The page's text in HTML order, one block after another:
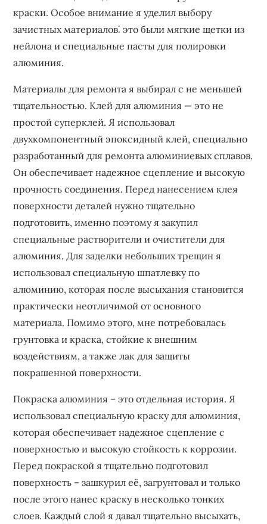
краски. Особое внимание я уделил выбору
зачистных материалов⁚ это были мягкие щетки из
нейлона и специальные пасты для полировки
алюминия.
Материалы для ремонта я выбирал с не меньшей
тщательностью. Клей для алюминия — это не
простой суперклей. Я использовал
двухкомпонентный эпоксидный клей, специально
разработанный для ремонта алюминиевых сплавов.
Он обеспечивает надежное сцепление и высокую
прочность соединения. Перед нанесением клея
поверхности деталей нужно тщательно
подготовить, именно поэтому я закупил
специальные растворители и очистители для
алюминия. Для заделки небольших трещин я
использовал специальную шпатлевку по
алюминию, которая после высыхания становится
практически неотличимой от основного
материала. Помимо этого, мне потребовалась
грунтовка и краска, стойкие к внешним
воздействиям, а также лак для защиты
покрашенной поверхности.
Покраска алюминия – это отдельная история. Я
использовал специальную краску для алюминия,
которая обеспечивает надежное сцепление с
поверхностью и высокую стойкость к коррозии.
Перед покраской я тщательно подготовил
поверхность – зашкурил её, загрунтовал и только
после этого нанес краску в несколько тонких
слоев. Каждый слой я давал тщательно высыхать,